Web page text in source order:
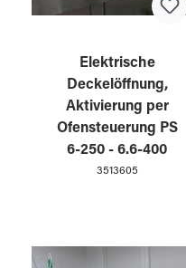
Elektrische
Deckelöffnung,
Aktivierung per
Ofensteuerung PS
6-250 - 6.6-400
3513605